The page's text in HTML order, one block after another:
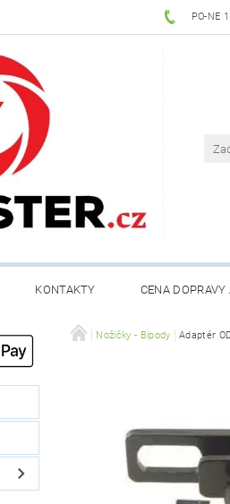
PO-NE
KONTAKTY CENA
Nožičky - Bipody Adaptér